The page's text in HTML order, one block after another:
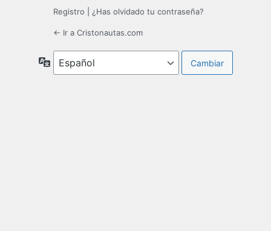
Registro ¿Has olvidado tu contraseña?
← Ir a Cristonautas.com
Idioma